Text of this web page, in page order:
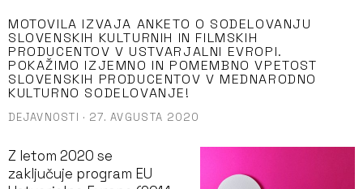
MOTOVILA IZVAJA ANKETO O SODELOVANJU
SLOVENSKIH KULTURNIH IN FILMSKIH
PRODUCENTOV V USTVARJALNI EVROPI.
POKAŽIMO IZJEMNO IN POMEMBNO VPETOST
SLOVENSKIH PRODUCENTOV V MEDNARODNO
KULTURNO SODELOVANJE!
DEJAVNOSTI · 27. AVGUSTA 2020
Z letom 2020 se
zaključuje program EU